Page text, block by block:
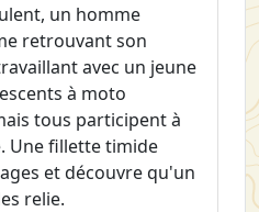
un homme
retrouvant son
avec un jeune
à moto
tous participent à
Une fillette timide
et découvre qu'un
relie.